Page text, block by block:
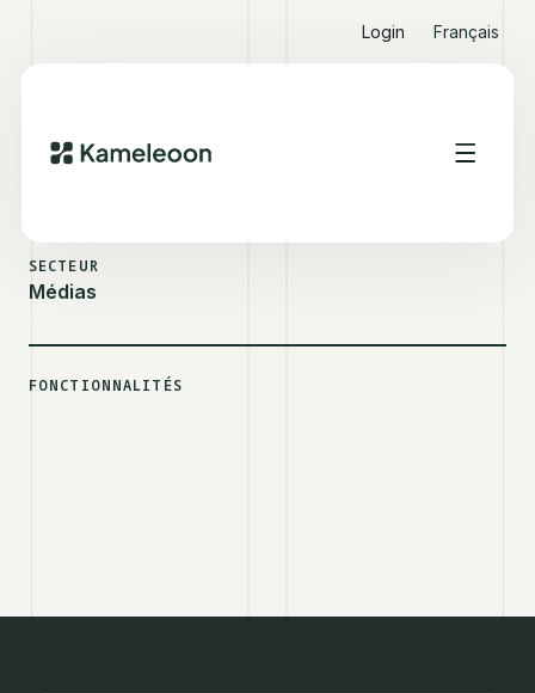
Login Français
VOIR D'AUTRES SUCCESS STORIES
SECTEUR
Médias
FONCTIONNALITÉS